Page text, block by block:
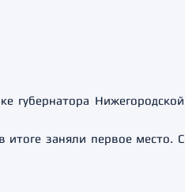
губернатора Нижегородской
заняли первое место. С